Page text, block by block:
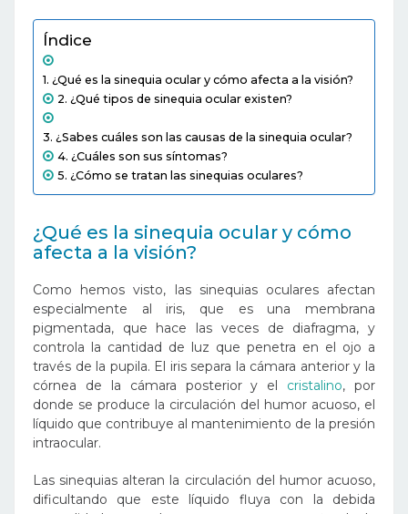
Índice
¿Qué es la sinequia ocular y cómo afecta a la visión?
¿Qué tipos de sinequia ocular existen?
¿Sabes cuáles son las causas de la sinequia ocular?
¿Cuáles son sus síntomas?
¿Cómo se tratan las sinequias oculares?
¿Qué es la sinequia ocular y cómo
afecta a la visión?
Como hemos visto, las sinequias oculares afectan
especialmente al iris, que es una membrana
pigmentada, que hace las veces de diafragma, y
controla la cantidad de luz que penetra en el ojo a
través de la pupila. El iris separa la cámara anterior y la
córnea de la cámara posterior y el cristalino, por
donde se produce la circulación del humor acuoso, el
líquido que contribuye al mantenimiento de la presión
intraocular.
Las sinequias alteran la circulación del humor acuoso,
dificultando que este líquido fluya con la debida